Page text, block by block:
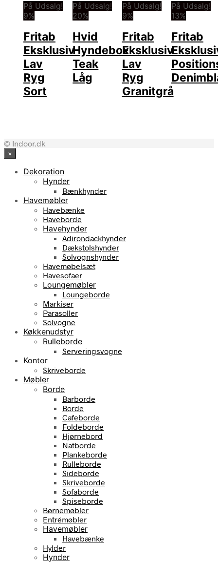
På Udsalg!
9%
Fritab
Eksklusiv
Lav
Ryg
Sort
På Udsalg!
20%
Hvid
Hyndebox
Teak
Låg
På Udsalg!
9%
Fritab
Eksklusiv
Lav
Ryg
Granitgrå
På Udsalg!
13%
Fritab
© Indoor.dk
×
Dekoration
Hynder
Bænkhynder
Havemøbler
Havebænke
Haveborde
Havehynder
Adirondackhynder
Dækstolshynder
Solvognshynder
Havemøbelsæt
Havesofaer
Loungemøbler
Loungeborde
Markiser
Parasoller
Solvogne
Køkkenudstyr
Rulleborde
Serveringsvogne
Kontor
Skriveborde
Møbler
Borde
Barborde
Borde
Cafeborde
Foldeborde
Hjørnebord
Natborde
Plankeborde
Rulleborde
Sideborde
Skriveborde
Sofaborde
Spiseborde
Børnemøbler
Entrémøbler
Havemøbler
Havebænke
Hylder
Hynder